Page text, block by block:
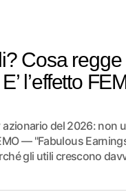
Cosa regge
l’effetto
azionario del 2026: non
— "Fabulous
gli utili crescono